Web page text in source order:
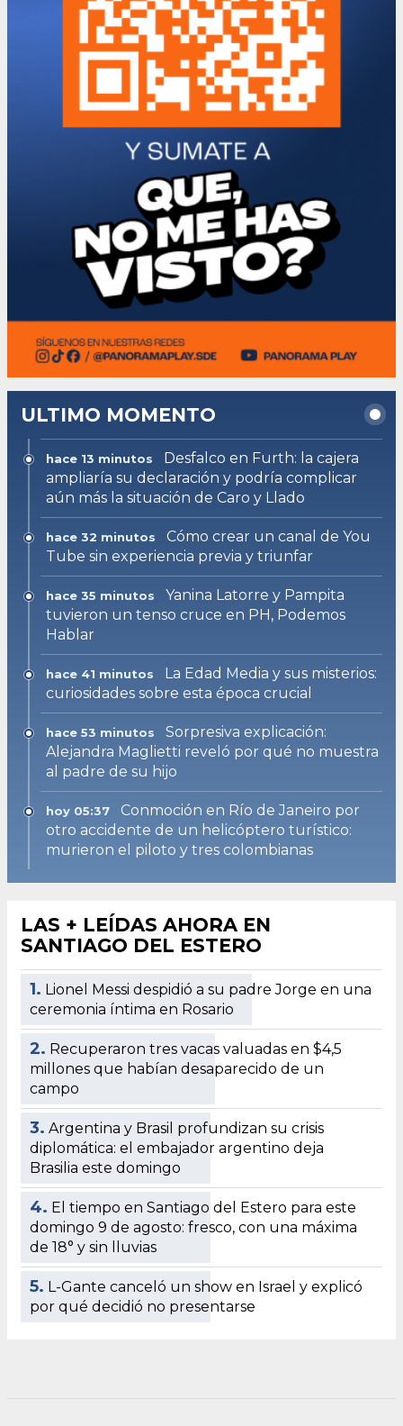
ULTIMO MOMENTO
hace 13 minutos
Desfalco en Furth: la cajera
ampliaría su declaración y podría complicar
aún más la situación de Caro y Llado
hace 32 minutos
Cómo crear un canal de You
Tube sin experiencia previa y triunfar
hace 35 minutos
Yanina Latorre y Pampita
tuvieron un tenso cruce en PH, Podemos
Hablar
hace 41 minutos
La Edad Media y sus misterios:
curiosidades sobre esta época crucial
hace 53 minutos
Sorpresiva explicación:
Alejandra Maglietti reveló por qué no muestra
al padre de su hijo
hoy 05:37
Conmoción en Río de Janeiro por
otro accidente de un helicóptero turístico:
murieron el piloto y tres colombianas
LAS + LEÍDAS AHORA EN
SANTIAGO DEL ESTERO
1. Lionel Messi despidió a su padre Jorge en una
ceremonia íntima en Rosario
2. Recuperaron tres vacas valuadas en $4,5
millones que habían desaparecido de un
campo
3. Argentina y Brasil profundizan su crisis
diplomática: el embajador argentino deja
Brasilia este domingo
4. El tiempo en Santiago del Estero para este
domingo 9 de agosto: fresco, con una máxima
de 18° y sin lluvias
5. L-Gante canceló un show en Israel y explicó
por qué decidió no presentarse